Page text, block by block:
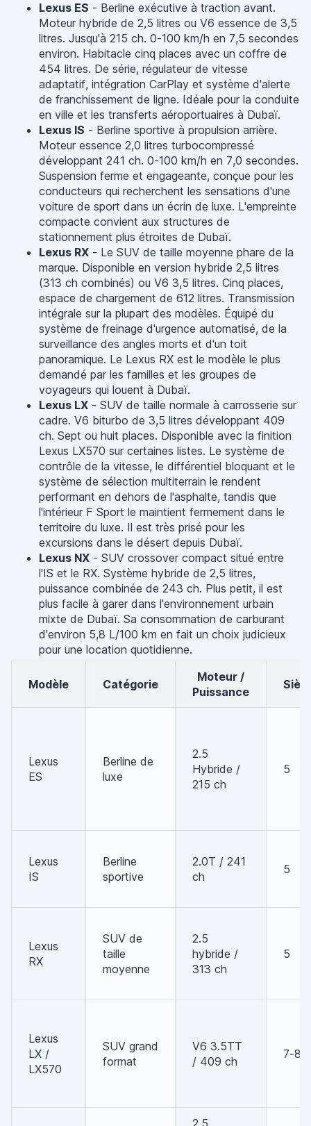
Lexus ES - Berline exécutive à traction avant.
Moteur hybride de 2,5 litres ou V6 essence de 3,5
litres. Jusqu'à 215 ch. 0-100 km/h en 7,5 secondes
environ. Habitacle cinq places avec un coffre de
454 litres. De série, régulateur de vitesse
adaptatif, intégration CarPlay et système d'alerte
de franchissement de ligne. Idéale pour la conduite
en ville et les transferts aéroportuaires à Dubaï.
Lexus IS - Berline sportive à propulsion arrière.
Moteur essence 2,0 litres turbocompressé
développant 241 ch. 0-100 km/h en 7,0 secondes.
Suspension ferme et engageante, conçue pour les
conducteurs qui recherchent les sensations d'une
voiture de sport dans un écrin de luxe. L'empreinte
compacte convient aux structures de
stationnement plus étroites de Dubaï.
Lexus RX - Le SUV de taille moyenne phare de la
marque. Disponible en version hybride 2,5 litres
(313 ch combinés) ou V6 3,5 litres. Cinq places,
espace de chargement de 612 litres. Transmission
intégrale sur la plupart des modèles. Équipé du
système de freinage d'urgence automatisé, de la
surveillance des angles morts et d'un toit
panoramique. Le Lexus RX est le modèle le plus
demandé par les familles et les groupes de
voyageurs qui louent à Dubaï.
Lexus LX - SUV de taille normale à carrosserie sur
cadre. V6 biturbo de 3,5 litres développant 409
ch. Sept ou huit places. Disponible avec la finition
Lexus LX570 sur certaines listes. Le système de
contrôle de la vitesse, le différentiel bloquant et le
système de sélection multiterrain le rendent
performant en dehors de l'asphalte, tandis que
l'intérieur F Sport le maintient fermement dans le
territoire du luxe. Il est très prisé pour les
excursions dans le désert depuis Dubaï.
Lexus NX - SUV crossover compact situé entre
l'IS et le RX. Système hybride de 2,5 litres,
puissance combinée de 243 ch. Plus petit, il est
plus facile à garer dans l'environnement urbain
mixte de Dubaï. Sa consommation de carburant
d'environ 5,8 L/100 km en fait un choix judicieux
pour une location quotidienne.
Modèle Catégorie
Moteur /
Puissance
Lexus
ES
Berline de
luxe
2.5
Hybride /
215 ch
5
Lexus
IS
Berline
sportive
2.0T / 241
ch
5
Lexus
RX
SUV de
taille
moyenne
2.5
hybride /
313 ch
5
Lexus
LX /
LX570
SUV grand
format
V6 3.5TT
/ 409 ch
7-8
2.5